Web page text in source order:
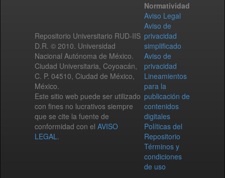
Repositorio Universitario RUD-IIS
D.R. © 2010. Universidad
Nacional Autónoma de México.
Ciudad Universitaria, Coyoacán,
C. P. 04510, Ciudad de México,
México.
Este sitio web puede ser utilizado
con fines no lucrativos siempre
que se cite la fuente de
conformidad con el AVISO
LEGAL.
Normatividad
Aviso Legal
Aviso de
privacidad
simplificado
Aviso de
privacidad
Lineamientos
para la
publicación de
contenidos
digitales
Políticas del
Repositorio
Términos y
condiciones
de uso